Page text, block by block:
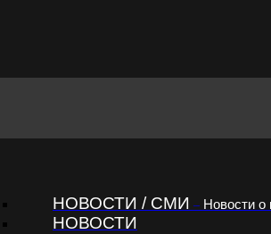
НОВОСТИ / СМИ – Новости о
НОВОСТИ